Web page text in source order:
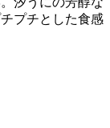
プチとした食感